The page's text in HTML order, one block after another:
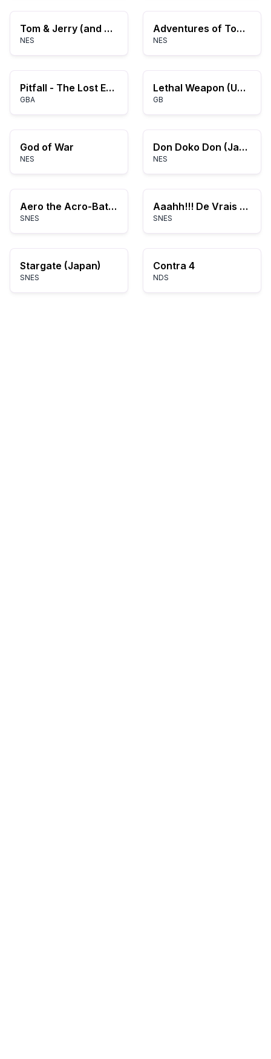
Tom & Jerry (and Tuffy) (USA)
NES
Adventures of Tom Sawyer (USA)
NES
Pitfall - The Lost Expedition (E)(Menace)
GBA
Lethal Weapon (USA)
GB
God of War
NES
Don Doko Don (Japan)
NES
Aero the Acro-Bat 2 (USA)
SNES
Aaahh!!! De Vrais Monstres
SNES
Stargate (Japan)
SNES
Contra 4
NDS